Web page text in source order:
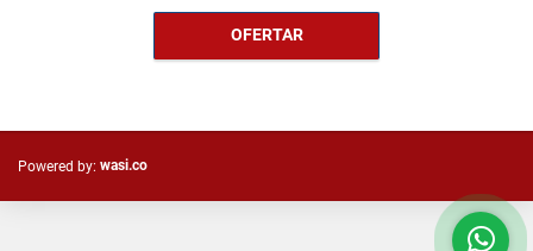
OFERTAR
Powered by: wasi.co